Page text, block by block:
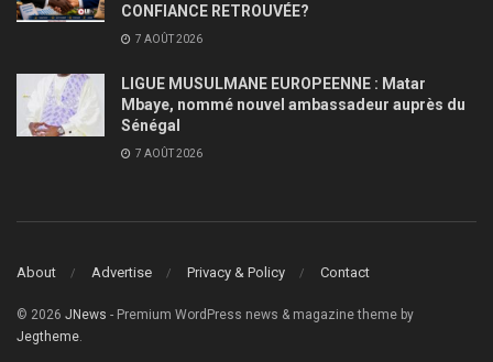
CONFIANCE RETROUVÉE?
7 AOÛT 2026
LIGUE MUSULMANE EUROPEENNE : Matar
Mbaye, nommé nouvel ambassadeur auprès du
Sénégal
7 AOÛT 2026
About Advertise Privacy & Policy Contact
© 2026 JNews - Premium WordPress news & magazine theme by
Jegtheme